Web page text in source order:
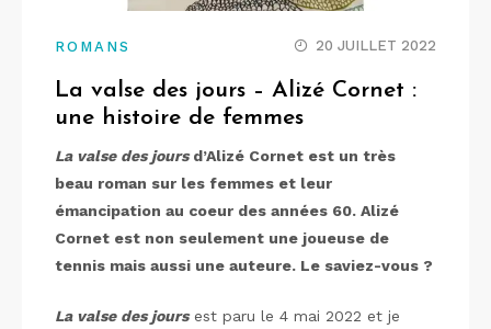
ROMANS 20 JUILLET 2022
La valse des jours – Alizé Cornet :
une histoire de femmes
La valse des joursd’Alizé Cornet est un très
beau roman sur les femmes et leur
émancipation au coeur des années 60. Alizé
Cornet est non seulement une joueuse de
tennis mais aussi une auteure. Le saviez-vous ?
La valse des joursest paru le 4 mai 2022 et je